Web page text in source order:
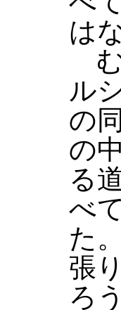
は
む
ル
の
の
る
べ
た
張
ろ